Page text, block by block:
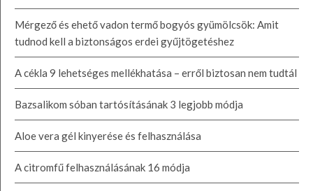
Mérgező és ehető vadon termő bogyós gyümölcsök: Amit
tudnod kell a biztonságos erdei gyűjtögetéshez
A cékla 9 lehetséges mellékhatása – erről biztosan nem tudtál
Bazsalikom sóban tartósításának 3 legjobb módja
Aloe vera gél kinyerése és felhasználása
A citromfű felhasználásának 16 módja